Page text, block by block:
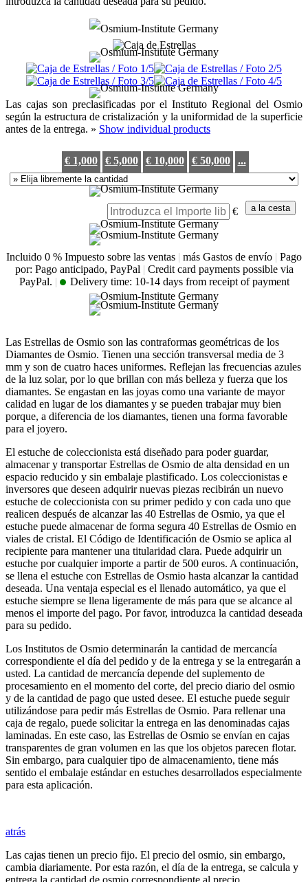
Las cajas son preclasificadas por el Instituto Regional del Osmio
según la estructura de cristalización y la uniformidad de la superficie
antes de la entrega. » Show individual products
€ 1,000 € 5,000 € 10,000 € 50,000 ...
€
Incluido 0 % Impuesto sobre las ventas | más Gastos de envío | Pago
por: Pago anticipado, PayPal | Credit card payments possible via
PayPal. | Delivery time: 10-14 days from receipt of payment
Las Estrellas de Osmio son las contraformas geométricas de los
Diamantes de Osmio. Tienen una sección transversal media de 3
mm y son de cuatro haces uniformes. Reflejan las frecuencias azules
de la luz solar, por lo que brillan con más belleza y fuerza que los
diamantes. Se engastan en las joyas como una variante de mayor
calidad en lugar de los diamantes y se pueden trabajar muy bien
porque, a diferencia de los diamantes, tienen una forma favorable
para el joyero.
El estuche de coleccionista está diseñado para poder guardar,
almacenar y transportar Estrellas de Osmio de alta densidad en un
espacio reducido y sin embalaje plastificado. Los coleccionistas e
inversores que deseen adquirir nuevas piezas recibirán un nuevo
estuche de coleccionista con su primer pedido y con cada uno que
realicen después de alcanzar las 40 Estrellas de Osmio, ya que el
estuche puede almacenar de forma segura 40 Estrellas de Osmio en
viales de cristal. El Código de Identificación de Osmio se aplica al
recipiente para mantener una titularidad clara. Puede adquirir un
estuche por cualquier importe a partir de 500 euros. A continuación,
se llena el estuche con Estrellas de Osmio hasta alcanzar la cantidad
deseada. Una ventaja especial es el llenado automático, ya que el
estuche siempre se llena ligeramente de más para que se alcance al
menos el importe del pago. Por favor, introduzca la cantidad deseada
para su pedido.
Los Institutos de Osmio determinarán la cantidad de mercancía
correspondiente el día del pedido y de la entrega y se la entregarán a
usted. La cantidad de mercancía depende del suplemento de
procesamiento en el momento del corte, del precio diario del osmio
y de la cantidad de pago que usted desee. El estuche puede seguir
utilizándose para pedir más Estrellas de Osmio. Para rellenar una
caja de regalo, puede solicitar la entrega en las denominadas cajas
laminadas. En este caso, las Estrellas de Osmio se envían en cajas
transparentes de gran volumen en las que los objetos parecen flotar.
Sin embargo, para cualquier tipo de almacenamiento, tiene más
sentido el embalaje estándar en estuches desarrollados especialmente
para esta aplicación.
atrás
Las cajas tienen un precio fijo. El precio del osmio, sin embargo,
cambia diariamente. Por esta razón, el día de la entrega, se calcula y
entrega la cantidad de osmio correspondiente al precio.